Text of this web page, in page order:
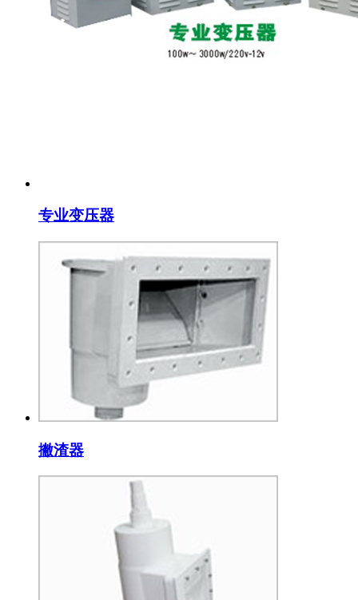
专业变压器
撇渣器